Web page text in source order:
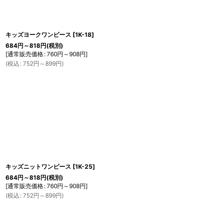
キッズヨークワンピース [1K-18]
684円 ～818円(税別)
[通常販売価格: 760円 ～908円]
(税込 : 752円 ～899円)
キッズニットワンピース [1K-25]
684円 ～818円(税別)
[通常販売価格: 760円 ～908円]
(税込 : 752円 ～899円)